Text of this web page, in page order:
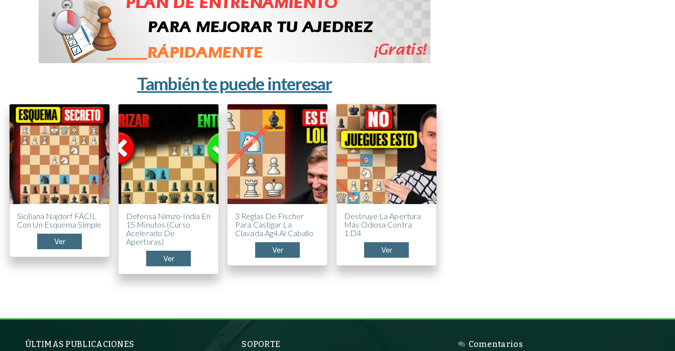
También te puede interesar
Siciliana Najdorf FÁCIL
Con Un Esquema Simple
Ver
Defensa Nimzo-India En
15 Minutos (Curso
Acelerado De
Aperturas)
Ver
3 Reglas De Fischer
Para Castigar La
Clavada Ag4 Al Caballo
Ver
Destruye La Apertura
Más Odiosa Contra
1.d4
Ver
ÚLTIMAS PUBLICACIONES SOPORTE Comentarios